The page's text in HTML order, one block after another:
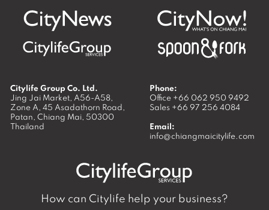
Citylife Group Co. Ltd.
Jing Jai Market, A56-A58,
Zone A, 45 Asadathorn Road,
Patan, Chiang Mai, 50300
Thailand
Phone:
Office +66 062 950 9492
Sales +66 97 256 4084
Email:
info@chiangmaicitylife.com
How can Citylife help your business?